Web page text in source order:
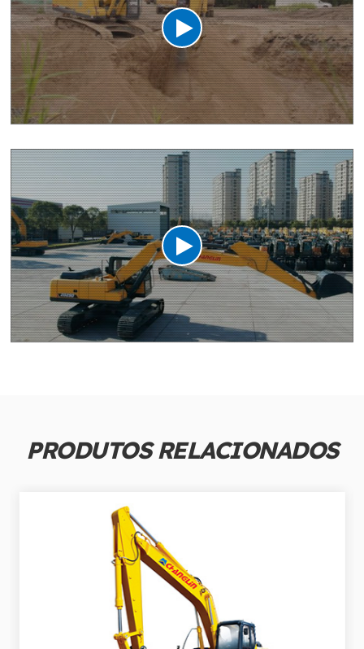
PRODUTOS RELACIONADOS